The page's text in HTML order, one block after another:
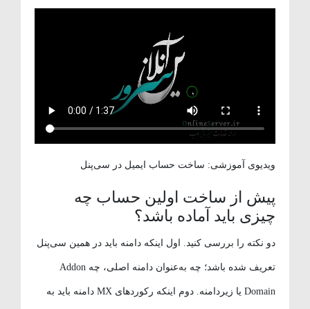
ویدیوی آموزشی: ساخت حساب ایمیل در سی‌پنل
پیش از ساخت اولین حساب چه
چیزی باید آماده باشد؟
دو نکته را بررسی کنید. اول اینکه دامنه باید در همین سی‌پنل
تعریف شده باشد؛ چه به‌عنوان دامنه اصلی، چه Addon
Domain یا زیردامنه. دوم اینکه رکوردهای MX دامنه باید به